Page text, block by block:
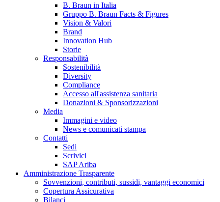
Catalogo prodotti
Trova il prodotto che stai cercando. Visita il catalogo B. Braun
B. Braun in Italia
Gruppo B. Braun Facts & Figures
Vision & Valori
Brand
Innovation Hub
Storie
Responsabilità
Sostenibilità
Diversity
Compliance
Accesso all'assistenza sanitaria
Donazioni & Sponsorizzazioni
Media
Immagini e video
News e comunicati stampa
Contatti
Sedi
Scrivici
SAP Ariba
Amministrazione Trasparente
Sovvenzioni, contributi, sussidi, vantaggi economici
Copertura Assicurativa
Bilanci